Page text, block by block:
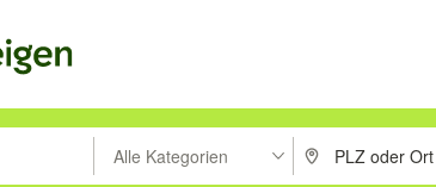
drücken um zu suchen, oder Vorschläge mit
Alle Kategorien PLZ oder Ort